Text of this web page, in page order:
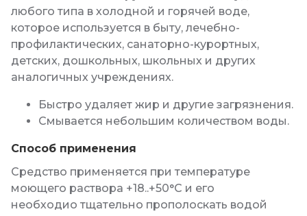
любого типа в холодной и горячей воде,
которое используется в быту, лечебно-
профилактических, санаторно-курортных,
детских, дошкольных, школьных и других
аналогичных учреждениях.
Быстро удаляет жир и другие загрязнения.
Смывается небольшим количеством воды.
Способ применения
Средство применяется при температуре
моющего раствора +18..+50°С и его
необходио тщательно прополоскать водой